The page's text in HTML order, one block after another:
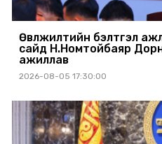
Өвөлжилтийн бэлтгэл
сайд Н.Номтойбаяр
ажиллав
2026-08-05 17:30:00